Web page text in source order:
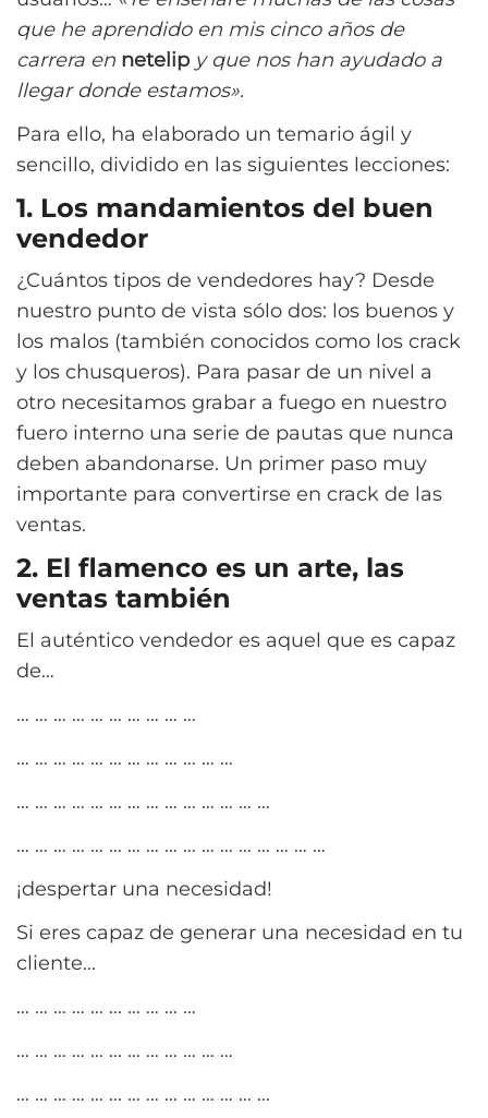
que he aprendido en mis cinco años de
carrera en netelip y que nos han ayudado a
llegar donde estamos».
Para ello, ha elaborado un temario ágil y
sencillo, dividido en las siguientes lecciones:
1. Los mandamientos del buen
vendedor
¿Cuántos tipos de vendedores hay? Desde
nuestro punto de vista sólo dos: los buenos y
los malos (también conocidos como los crack
y los chusqueros). Para pasar de un nivel a
otro necesitamos grabar a fuego en nuestro
fuero interno una serie de pautas que nunca
deben abandonarse. Un primer paso muy
importante para convertirse en crack de las
ventas.
2. El flamenco es un arte, las
ventas también
El auténtico vendedor es aquel que es capaz
de…
… … … … … … … … … …
… … … … … … … … … … … …
… … … … … … … … … … … … … …
… … … … … … … … … … … … … … … … …
¡despertar una necesidad!
Si eres capaz de generar una necesidad en tu
cliente…
… … … … … … … … … …
… … … … … … … … … … … …
… … … … … … … … … … … … … …